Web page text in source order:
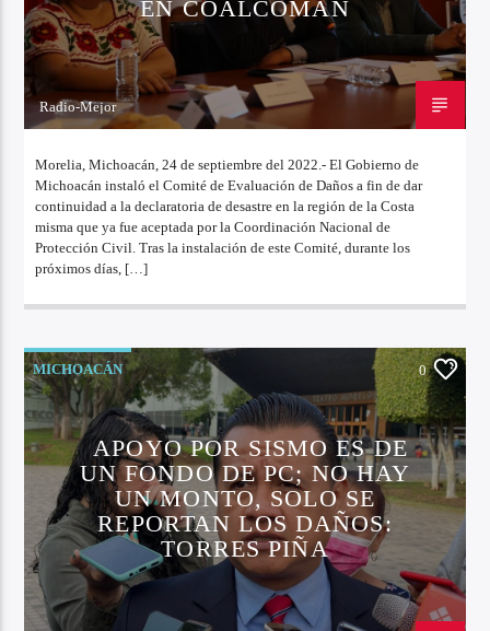
EN COALCOMÁN
Radio-Mejor
Morelia, Michoacán, 24 de septiembre del 2022.- El Gobierno de
Michoacán instaló el Comité de Evaluación de Daños a fin de dar
continuidad a la declaratoria de desastre en la región de la Costa
misma que ya fue aceptada por la Coordinación Nacional de
Protección Civil. Tras la instalación de este Comité, durante los
próximos días, […]
MICHOACÁN 0
APOYO POR SISMO ES DE
UN FONDO DE PC; NO HAY
UN MONTO, SOLO SE
REPORTAN LOS DAÑOS:
TORRES PIÑA